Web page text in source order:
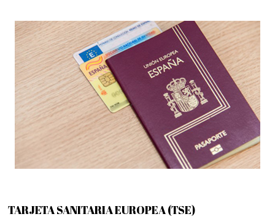
TARJETA SANITARIA EUROPEA (TSE)